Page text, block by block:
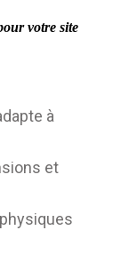
votre site
à
et